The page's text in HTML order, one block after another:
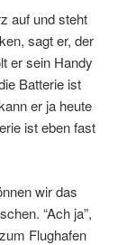
auf und steht
sagt er, der
er sein Handy
Batterie ist
er ja heute
ist eben fast
wir das
“Ach ja”,
Flughafen